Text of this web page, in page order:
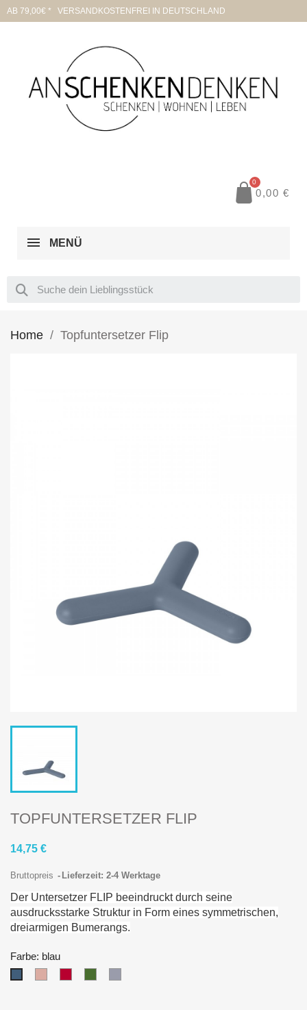
AB 79,00€ * VERSANDKOSTENFREI IN DEUTSCHLAND
0,00 €
MENÜ
Home Topfuntersetzer Flip
TOPFUNTERSETZER FLIP
14,75 €
Bruttopreis Lieferzeit: 2-4 Werktage
Der Untersetzer FLIP beeindruckt durch seine
ausdrucksstarke Struktur in Form eines symmetrischen,
dreiarmigen Bumerangs.
Farbe: blau